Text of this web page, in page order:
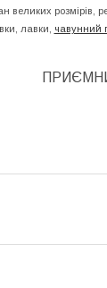
великих
лавки,
чавунний